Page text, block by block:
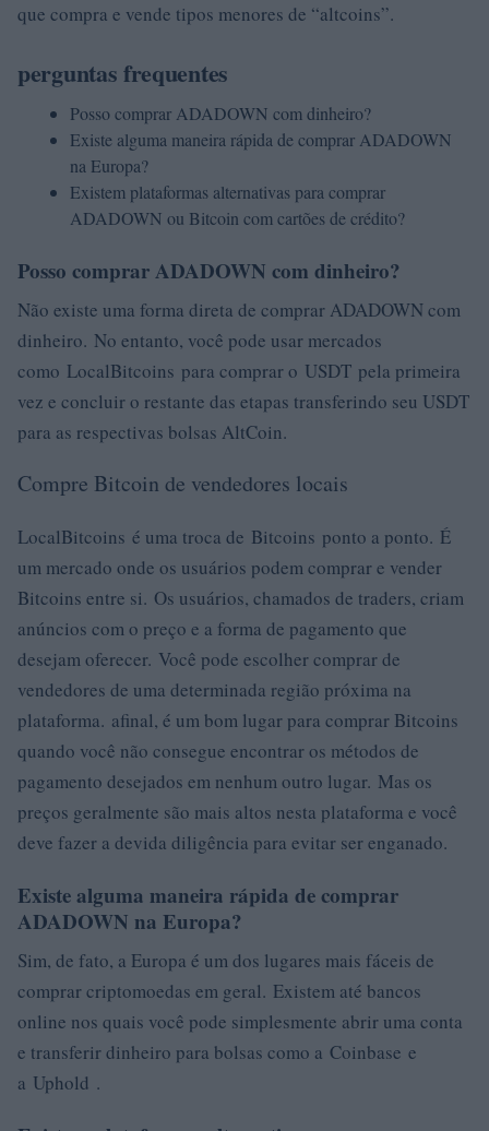
que compra e vende tipos menores de “altcoins”.
perguntas frequentes
Posso comprar ADADOWN com dinheiro?
Existe alguma maneira rápida de comprar ADADOWN
na Europa?
Existem plataformas alternativas para comprar
ADADOWN ou Bitcoin com cartões de crédito?
Posso comprar ADADOWN com dinheiro?
Não existe uma forma direta de comprar ADADOWN com
dinheiro. No entanto, você pode usar mercados
como LocalBitcoins para comprar o USDT pela primeira
vez e concluir o restante das etapas transferindo seu USDT
para as respectivas bolsas AltCoin.
Compre Bitcoin de vendedores locais
LocalBitcoins é uma troca de Bitcoins ponto a ponto. É
um mercado onde os usuários podem comprar e vender
Bitcoins entre si. Os usuários, chamados de traders, criam
anúncios com o preço e a forma de pagamento que
desejam oferecer. Você pode escolher comprar de
vendedores de uma determinada região próxima na
plataforma. afinal, é um bom lugar para comprar Bitcoins
quando você não consegue encontrar os métodos de
pagamento desejados em nenhum outro lugar. Mas os
preços geralmente são mais altos nesta plataforma e você
deve fazer a devida diligência para evitar ser enganado.
Existe alguma maneira rápida de comprar
ADADOWN na Europa?
Sim, de fato, a Europa é um dos lugares mais fáceis de
comprar criptomoedas em geral. Existem até bancos
online nos quais você pode simplesmente abrir uma conta
e transferir dinheiro para bolsas como a Coinbase e
a Uphold .